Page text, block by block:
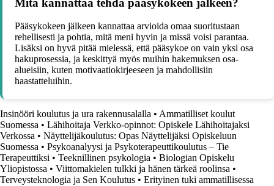
Mitä kannattaa tehdä pääsykokeen jälkeen?
Pääsykokeen jälkeen kannattaa arvioida omaa suoritustaan
rehellisesti ja pohtia, mitä meni hyvin ja missä voisi parantaa.
Lisäksi on hyvä pitää mielessä, että pääsykoe on vain yksi osa
hakuprosessia, ja keskittyä myös muihin hakemuksen osa-
alueisiin, kuten motivaatiokirjeeseen ja mahdollisiin
haastatteluihin.
Insinööri koulutus ja ura rakennusalalla • Ammatilliset koulut
Suomessa • Lähihoitaja Verkko-opinnot: Opiskele Lähihoitajaksi
Verkossa • Näyttelijäkoulutus: Opas Näyttelijäksi Opiskeluun
Suomessa • Psykoanalyysi ja Psykoterapeuttikoulutus – Tie
Terapeuttiksi • Teeknillinen psykologia • Biologian Opiskelu
Yliopistossa • Viittomakielen tulkki ja hänen tärkeä roolinsa •
Terveysteknologia ja Sen Koulutus • Erityinen tuki ammatillisessa